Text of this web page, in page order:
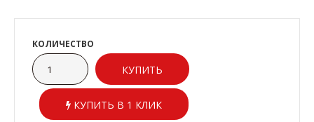
КОЛИЧЕСТВО
КУПИТЬ В 1 КЛИК